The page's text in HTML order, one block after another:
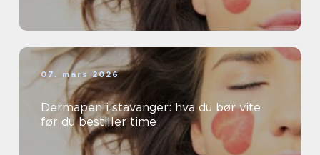
07. mars 2026
Dermapen i stavanger: hva du bør vite
før du bestiller time